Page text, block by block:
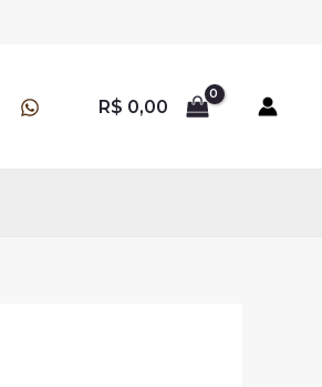
R$ 0,00